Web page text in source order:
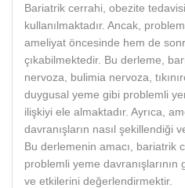
Bariatrik cerrahi, obezite
kullanılmaktadır. Ancak,
ameliyat öncesinde hem de
çıkabilmektedir. Bu derleme,
nervoza, bulimia nervoza,
duygusal yeme gibi problemli
ilişkiyi ele almaktadır. Ayrıca,
davranışların nasıl şekillendiği
Bu derlemenin amacı, bariatrik
problemli yeme davranışlarının
ve etkilerini değerlendirmektir.